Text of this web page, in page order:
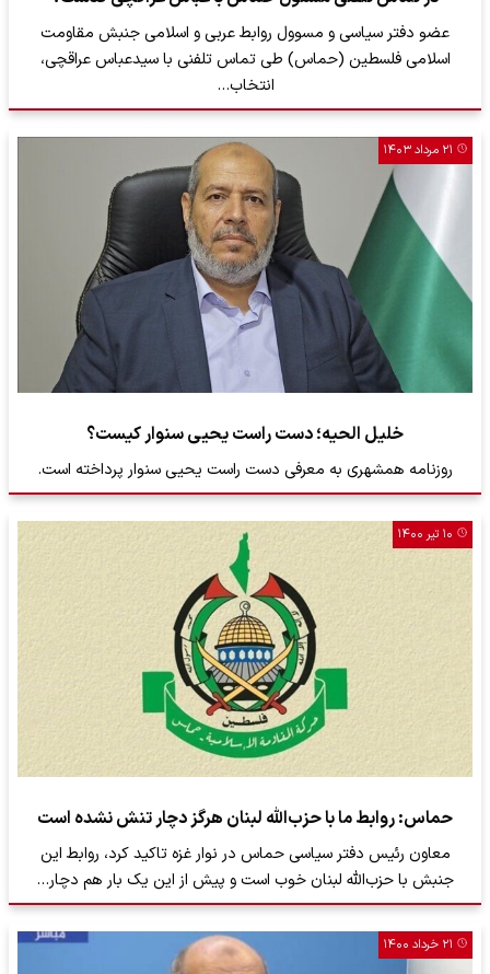
عضو دفتر سیاسی و مسوول روابط عربی و اسلامی جنبش مقاومت
اسلامی فلسطین (حماس) طی تماس تلفنی با سیدعباس عراقچی،
انتخاب…
۲۱ مرداد ۱۴۰۳
خلیل الحیه؛ دست راست یحیی سنوار کیست؟
روزنامه همشهری به معرفی دست راست یحیی سنوار پرداخته است.
۱۰ تیر ۱۴۰۰
حماس: روابط ما با حزب‌الله لبنان هرگز دچار تنش نشده است
معاون رئیس دفتر سیاسی حماس در نوار غزه تاکید کرد، روابط این
جنبش با حزب‌الله لبنان خوب است و پیش از این یک بار هم دچار…
۲۱ خرداد ۱۴۰۰